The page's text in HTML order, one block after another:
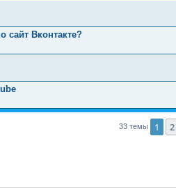
сайт Вконтакте?
33 темы 1 2